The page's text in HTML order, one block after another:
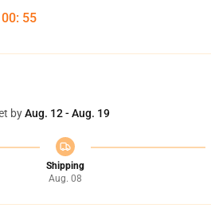
00: 54
byAug. 12 - Aug. 19
Shipping
Aug. 08